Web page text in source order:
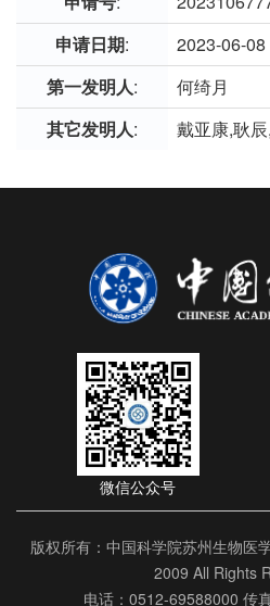
申请日期:
2023-06-08
第一发明人:
何绮月
其它发明人: 戴亚康,耿
微信公众号
版权所有：中国科学院苏州生物医
2009 All Rights
电话：0512-69588000 传